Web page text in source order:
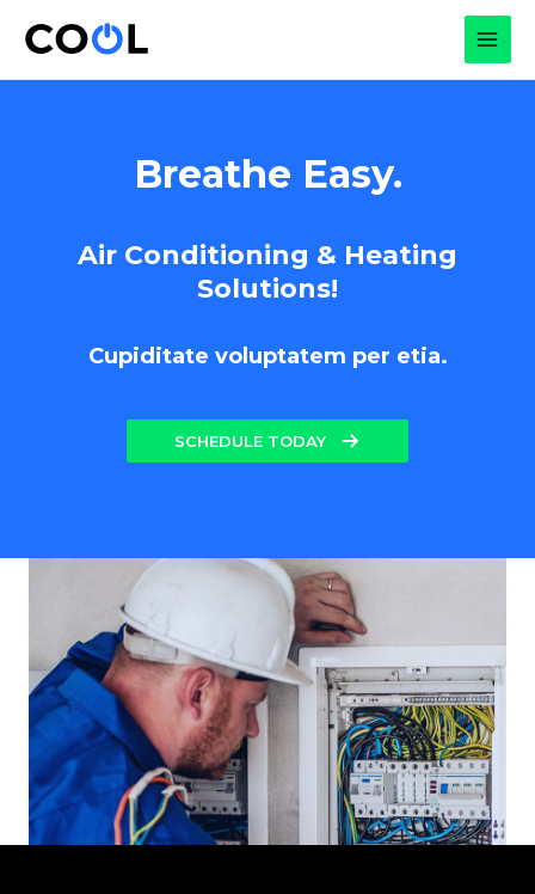
Breathe Easy.
Air Conditioning & Heating
Solutions!
Cupiditate voluptatem per etia.
SCHEDULE TODAY